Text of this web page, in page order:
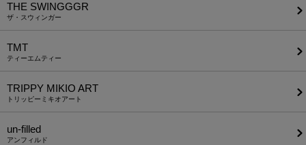
THE SWINGGGR
ザ・スウィンガー
TMT
ティーエムティー
TRIPPY MIKIO ART
トリッピーミキオアート
un-filled
アンフィルド